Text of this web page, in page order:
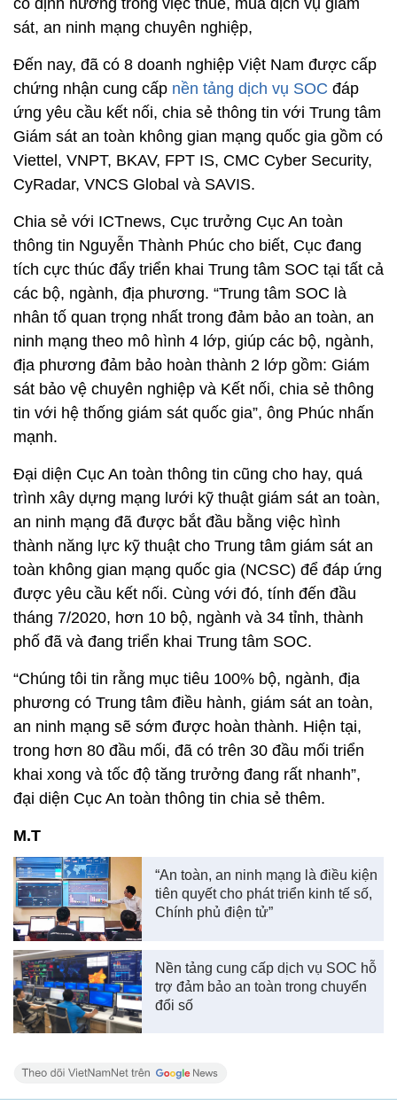
có định hướng trong việc thuê, mua dịch vụ giám
sát, an ninh mạng chuyên nghiệp,
Đến nay, đã có 8 doanh nghiệp Việt Nam được cấp
chứng nhận cung cấp nền tảng dịch vụ SOC đáp
ứng yêu cầu kết nối, chia sẻ thông tin với Trung tâm
Giám sát an toàn không gian mạng quốc gia gồm có
Viettel, VNPT, BKAV, FPT IS, CMC Cyber Security,
CyRadar, VNCS Global và SAVIS.
Chia sẻ với ICTnews, Cục trưởng Cục An toàn
thông tin Nguyễn Thành Phúc cho biết, Cục đang
tích cực thúc đẩy triển khai Trung tâm SOC tại tất cả
các bộ, ngành, địa phương. “Trung tâm SOC là
nhân tố quan trọng nhất trong đảm bảo an toàn, an
ninh mạng theo mô hình 4 lớp, giúp các bộ, ngành,
địa phương đảm bảo hoàn thành 2 lớp gồm: Giám
sát bảo vệ chuyên nghiệp và Kết nối, chia sẻ thông
tin với hệ thống giám sát quốc gia”, ông Phúc nhấn
mạnh.
Đại diện Cục An toàn thông tin cũng cho hay, quá
trình xây dựng mạng lưới kỹ thuật giám sát an toàn,
an ninh mạng đã được bắt đầu bằng việc hình
thành năng lực kỹ thuật cho Trung tâm giám sát an
toàn không gian mạng quốc gia (NCSC) để đáp ứng
được yêu cầu kết nối. Cùng với đó, tính đến đầu
tháng 7/2020, hơn 10 bộ, ngành và 34 tỉnh, thành
phố đã và đang triển khai Trung tâm SOC.
“Chúng tôi tin rằng mục tiêu 100% bộ, ngành, địa
phương có Trung tâm điều hành, giám sát an toàn,
an ninh mạng sẽ sớm được hoàn thành. Hiện tại,
trong hơn 80 đầu mối, đã có trên 30 đầu mối triển
khai xong và tốc độ tăng trưởng đang rất nhanh”,
đại diện Cục An toàn thông tin chia sẻ thêm.
M.T
“An toàn, an ninh mạng là điều kiện
tiên quyết cho phát triển kinh tế số,
Chính phủ điện tử”
Nền tảng cung cấp dịch vụ SOC hỗ
trợ đảm bảo an toàn trong chuyển
đổi số